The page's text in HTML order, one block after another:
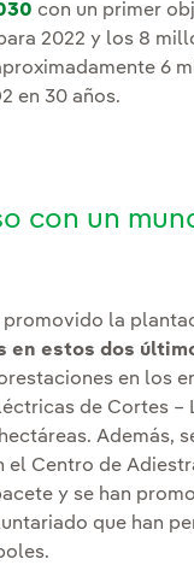
con un primer
2022 y los 8
6
en 30 años.
con un
promovido la
en estos dos
en los
de Cortes –
Además,
el Centro de
y se han
que han